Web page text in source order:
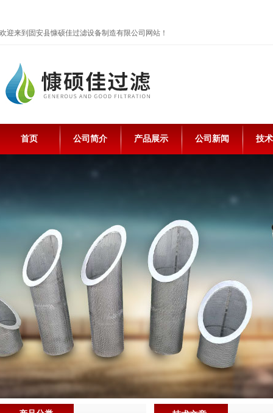
欢迎来到固安县慷硕佳过滤设备制造有限公司网站！
首页 公司简介 产品展示 公司新闻 技